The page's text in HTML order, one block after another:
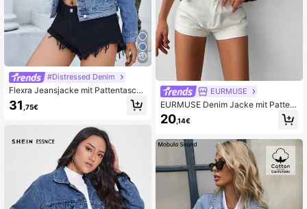
#Distressed Denim
Flexra Jeansjacke mit Pattentasch
e, Knopf vorne
31 ,75€
EURMUSE
EURMUSE Denim Jacke mit Pattent
aschen für Frühling & Herbst
20,14€